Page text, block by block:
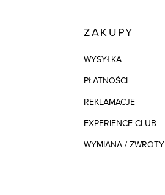
ZAKUPY
WYSYŁKA
PŁATNOŚCI
REKLAMACJE
EXPERIENCE CLUB
WYMIANA / ZWROTY